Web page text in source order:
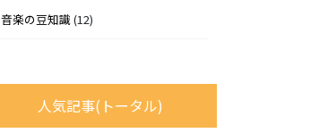
音楽の豆知識(12)
人気記事(トータル)